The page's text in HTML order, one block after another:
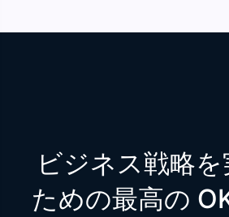
ビジネス戦略
ための最高の